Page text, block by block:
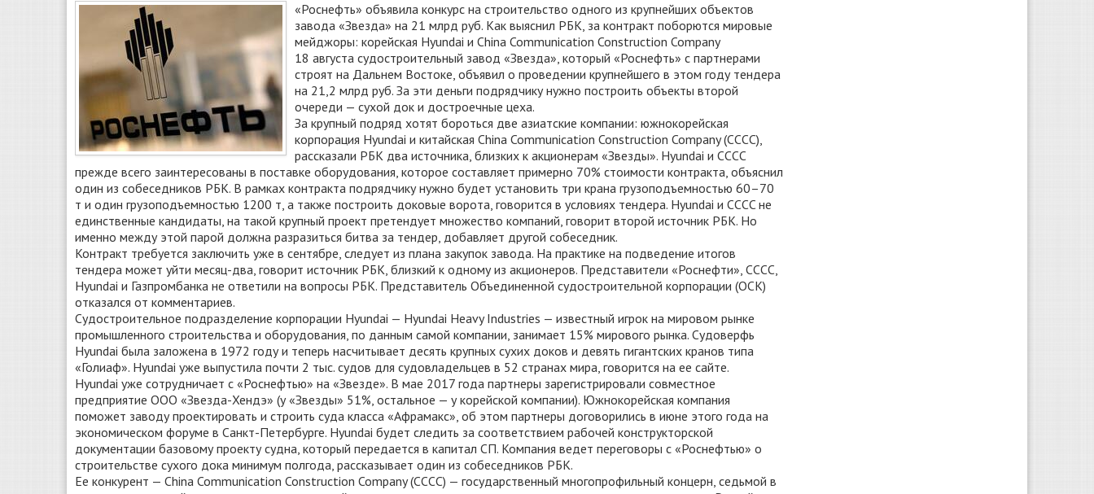
«Роснефть» объявила конкурс на строительство одного из крупнейших объектов
завода «Звезда» на 21 млрд руб. Как выяснил РБК, за контракт поборются мировые
мейджоры: корейская Hyundai и China Communication Construction Company
18 августа судостроительный завод «Звезда», который «Роснефть» с партнерами
строят на Дальнем Востоке, объявил о проведении крупнейшего в этом году тендера
на 21,2 млрд руб. За ​эти деньги подрядчику нужно построить объекты второй
очереди — сухой док и достроечные цеха.
За крупный подряд хотят бороться две азиатские компании: южнокорейская
корпорация Hyundai и китайская China Communication Construction Company (CCCC),
рассказали РБК два источника, близких к акционерам «Звезды». Hyundai и CCCC​
прежде всего заинтересованы в поставке оборудования, которое составляет примерно 70% стоимости контракта, объяснил
один из собеседников РБК. В рамках контракта подрядчику нужно будет установить три крана грузоподъемностью 60–70
т и один грузоподъемностью 1200 т, а также построить доковые ворота, говорится в условиях тендера. Hyundai и CCCC не
единственные кандидаты, на такой крупный проект претендует множество компаний, говорит второй источник РБК. Но
именно между этой парой должна разразиться битва за тендер, добавляет другой собеседник.
Контракт требуется заключить уже в сентябре, следует из плана закупок завода. На практике на подведение итогов
тендера может уйти месяц-два, говорит источник РБК, близкий к одному из акционеров. Представители «Роснефти», CCCC,
Hyundai и Газпромбанка не ответили на вопросы РБК. Представитель Объединенной судостроительной корпорации (ОСК)
отказался от комментариев.​
Судостроительное подразделение корпорации Hyundai — Hyundai Heavy Industries — известный игрок на мировом рынке
промышленного строительства и оборудования, по данным самой компании, занимает 15% мирового рынка. Судоверфь
Hyundai была заложена в 1972 году и теперь насчитывает десять крупных сухих доков и девять гигантских кранов типа
«Голиаф». Hyundai уже выпустила почти 2 тыс. судов для судовладельцев в 52 странах мира, говорится на ее сайте.
Hyundai уже сотрудничает с «Роснефтью» на «Звезде». В мае 2017 года партнеры зарегистрировали совместное
предприятие ООО «Звезда-Хендэ» (у «Звезды» 51%, остальное — у корейской компании). Южнокорейская компания
поможет заводу проектировать и строить суда класса «Афрамакс», об этом партнеры договорились в июне этого года на
экономическом форуме в Санкт-Петербурге. Hyundai будет следить за соответствием рабочей конструкторской
документации базовому проекту судна, который передается в капитал СП. Компания ведет переговоры с «Роснефтью» о
строительстве сухого дока минимум полгода, рассказывает один из собеседников РБК.
Ее конкурент — China Communication Construction Company (СССС) — государственный многопрофильный концерн, седьмой в